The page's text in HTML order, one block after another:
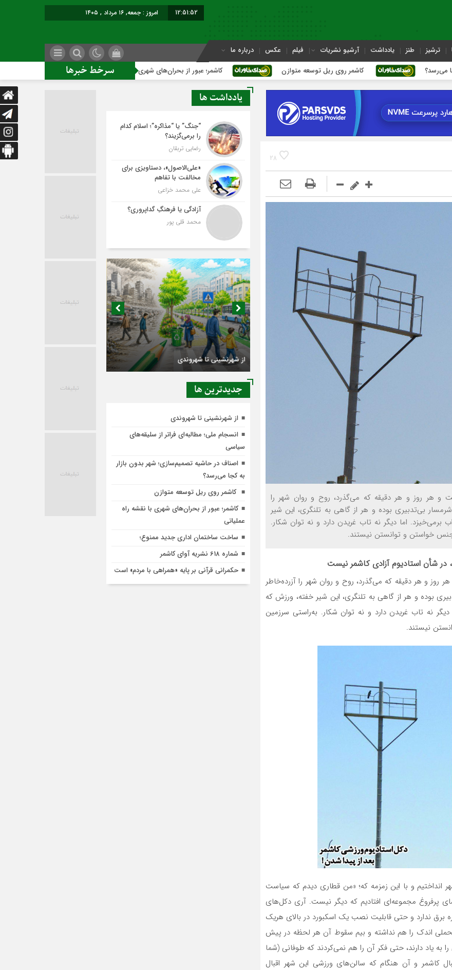
12:51:54 امروز : جمعه, ۱۶ مرداد , ۱۴۰۵
ترشیز طنز یادداشت آرشیو نشریات فیلم عکس درباره ما
سرخط خبرها کاشمر روی ریل توسعه متوازن کاشمر؛ عبور از بحران‌های شهری با نقشه راه عملیاتی ساخت ساختمان اداری جدید
28
و هر روز و هر دقیقه که می‌گذرد، روح و روان شهر را
بی‌تدبیری بوده و هر از گاهی به تلنگری، این شیر
اما دیگر نه تاب غریدن دارد و نه توان شکار.
خواستن و توانستن نیستند.
شأن استادیوم آزادی کاشمر نیست
و هر دقیقه که می‌گذرد، روح و روان شهر را آزرده‌خاطر
بوده و هر از گاهی به تلنگری، این شیر خفته، ورزش که
نه تاب غریدن دارد و نه توان شکار. به‌راستی سرزمین
نیستند.
انداختیم و با این زمزمه که؛ «من قطاری دیدم که سیاست
پرفروغ مجموعه‌ای افتادیم که دیگر نیست. آری دکل‌های
برق ندارد و حتی قابلیت نصب یک اسکبورد در بالای هریک
اندک را هم نداشته و بیم سقوط آن هر لحظه در پیش
یاد دارند، حتی فکر آن را هم نمی‌کردند که طوفانی (شما
کاشمر و آن هنگام که سالن‌های ورزشی این شهر اقبال
یادداشت ها
“جنگ” یا “مذاکره”؛ اسلام کدام
را برمی‌گزیند؟
رضایی تربقان
«علی‌الاصول»، دستاویزی برای
مخالفت با تفاهم
علی محمد خزاعی
آزادگی یا فرهنگِ گداپروری؟
محمد قلی پور
اصناف در حاشیه تصمیم‌سازی؛ شهر بدون بازار به
کجا می‌رسد؟
جديدترين ها
از شهرنشینی تا شهروندی
انسجام ملی؛ مطالبه‌ای فراتر از سلیقه‌های
سیاسی
اصناف در حاشیه تصمیم‌سازی؛ شهر بدون بازار
به کجا می‌رسد؟
کاشمر روی ریل توسعه متوازن
کاشمر؛ عبور از بحران‌های شهری با نقشه راه
عملیاتی
ساخت ساختمان اداری جدید ممنوع؛
شماره 618 نشریه آوای کاشمر
حکمرانی قرآنی بر پایه «همراهی با مردم» است